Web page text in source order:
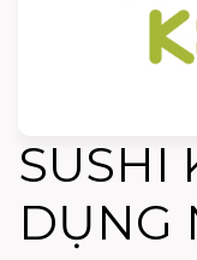
SUSHI
DỤNG